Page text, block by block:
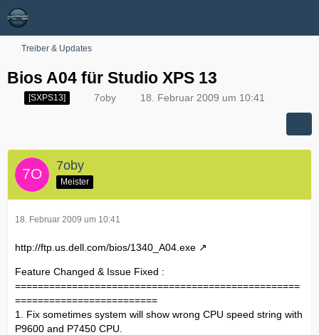
Treiber & Updates
Bios A04 für Studio XPS 13
[SXPS13] 7oby 18. Februar 2009 um 10:41
7oby
Meister
18. Februar 2009 um 10:41
http://ftp.us.dell.com/bios/1340_A04.exe
Feature Changed & Issue Fixed :
==================================================
=========================
1. Fix sometimes system will show wrong CPU speed string with
P9600 and P7450 CPU.